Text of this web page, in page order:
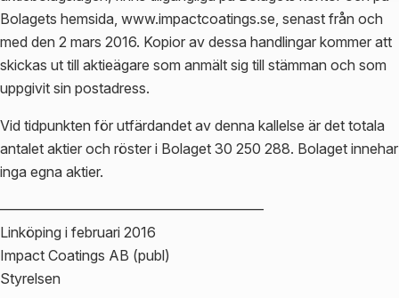
Bolagets hemsida, www.impactcoatings.se, senast från och
med den 2 mars 2016. Kopior av dessa handlingar kommer att
skickas ut till aktieägare som anmält sig till stämman och som
uppgivit sin postadress.
Vid tidpunkten för utfärdandet av denna kallelse är det totala
antalet aktier och röster i Bolaget 30 250 288. Bolaget innehar
inga egna aktier.
——————————————————–
Linköping i februari 2016
Impact Coatings AB (publ)
Styrelsen